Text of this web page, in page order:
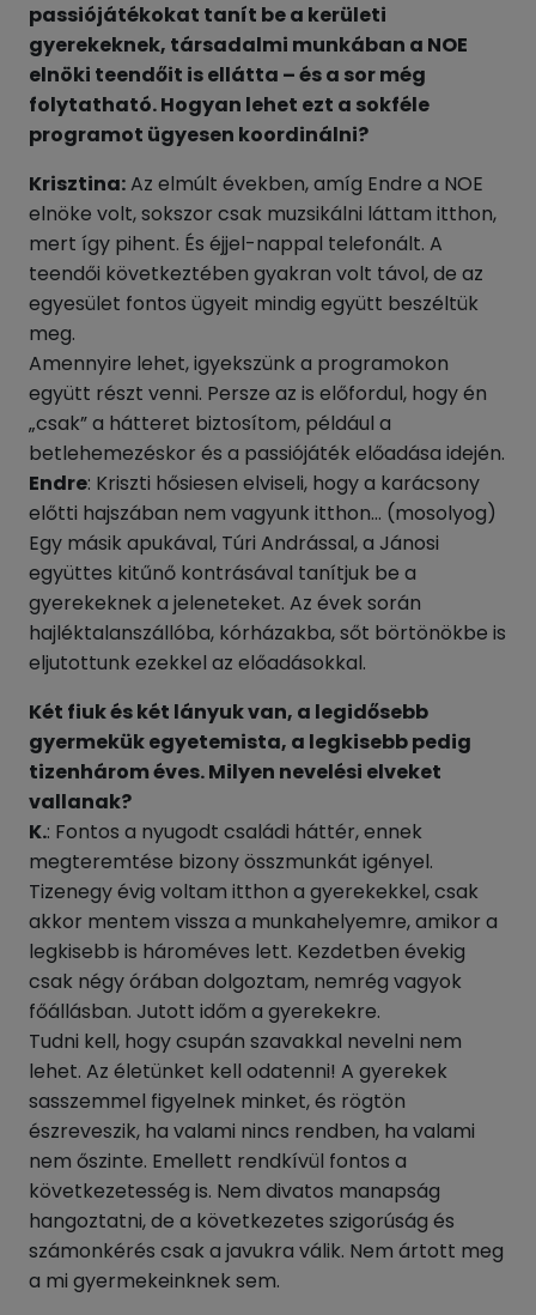
passiójátékokat tanít be a kerületi
gyerekeknek, társadalmi munkában a NOE
elnöki teendőit is ellátta – és a sor még
folytatható. Hogyan lehet ezt a sokféle
programot ügyesen koordinálni?
Krisztina:Az elmúlt években, amíg Endre a NOE
elnöke volt, sokszor csak muzsikálni láttam itthon,
mert így pihent. És éjjel-nappal telefonált. A
teendői következtében gyakran volt távol, de az
egyesület fontos ügyeit mindig együtt beszéltük
meg.
Amennyire lehet, igyekszünk a programokon
együtt részt venni. Persze az is előfordul, hogy én
„csak” a hátteret biztosítom, például a
betlehemezéskor és a passiójáték előadása idején.
Endre: Kriszti hősiesen elviseli, hogy a karácsony
előtti hajszában nem vagyunk itthon… (mosolyog)
Egy másik apukával, Túri Andrással, a Jánosi
együttes kitűnő kontrásával tanítjuk be a
gyerekeknek a jeleneteket. Az évek során
hajléktalanszállóba, kórházakba, sőt börtönökbe is
eljutottunk ezekkel az előadásokkal.
Két fiuk és két lányuk van, a legidősebb
gyermekük egyetemista, a legkisebb pedig
tizenhárom éves. Milyen nevelési elveket
vallanak?
K.: Fontos a nyugodt családi háttér, ennek
megteremtése bizony összmunkát igényel.
Tizenegy évig voltam itthon a gyerekekkel, csak
akkor mentem vissza a munkahelyemre, amikor a
legkisebb is hároméves lett. Kezdetben évekig
csak négy órában dolgoztam, nemrég vagyok
főállásban. Jutott időm a gyerekekre.
Tudni kell, hogy csupán szavakkal nevelni nem
lehet. Az életünket kell odatenni! A gyerekek
sasszemmel figyelnek minket, és rögtön
észreveszik, ha valami nincs rendben, ha valami
nem őszinte. Emellett rendkívül fontos a
következetesség is. Nem divatos manapság
hangoztatni, de a következetes szigorúság és
számonkérés csak a javukra válik. Nem ártott meg
a mi gyermekeinknek sem.